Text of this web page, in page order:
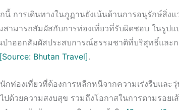
นี้ การเดินทางในภูฏานยังเน้นด้านการอนุรักษ์สิ่ง
สามารถสัมผัสกับการท่องเที่ยวที่รับผิดชอบ ในรูป
ป่าออกสัมผัสประสบการณ์ธรรมชาติที่บริสุทธิ์และ
[Source: Bhutan Travel].
กท่องเที่ยวที่ต้องการหลีกหนีจากความเร่งรีบและ
ปด้วยความสงบสุข รวมถึงโอกาสในการตามรอยเ